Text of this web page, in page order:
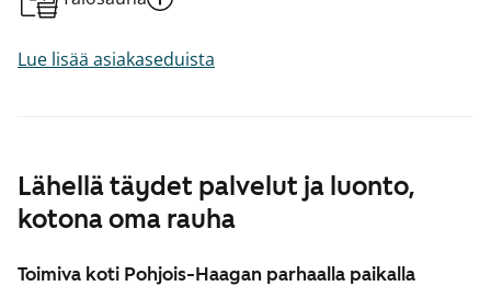
Lähellä täydet palvelut ja luonto,
kotona oma rauha
Toimiva koti Pohjois-Haagan parhaalla paikalla
Lue lisää asiakaseduista